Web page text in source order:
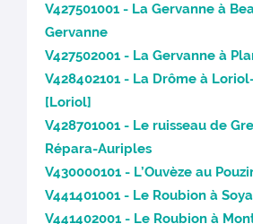
V427501001 - La Gervanne à
Gervanne
V427502001 - La Gervanne à
V428402101 - La Drôme à
[Loriol]
V428701001 - Le ruisseau de
Répara-Auriples
V430000101 - L’Ouvèze au
V441401001 - Le Roubion à
V441402001 - Le Roubion à